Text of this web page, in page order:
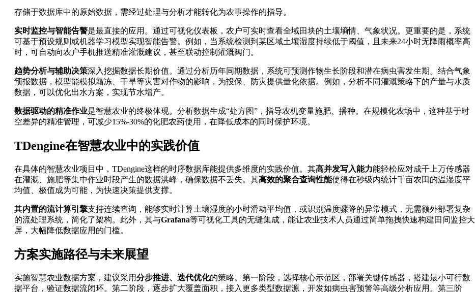
存储于数据库中的原始数据，需经过处理与分析才能转化为农事操作的指导。
实时监控与智能告警是最直接的应用。通过可视化仪表板，农户可实时查看全域田块的土壤墒情、气象状况。更重要的是，系统
可基于预设规则或机器学习模型实现智能告警。例如，当系统检测到某区域土壤湿度持续低于阈值，且未来24小时无降雨概率高
时，可自动向农户手机推送精准灌溉建议，甚至联动控制灌溉阀门。
趋势分析与辅助决策深入挖掘数据长期价值。通过分析历年同期数据，系统可预测作物生长阶段和潜在病虫害发生期。结合气象
预报数据，模型能模拟霜冻、干旱等灾害对作物的影响，为投保、防灾提供量化依据。例如，分析不同灌溉策略下的产量与水质
数据，可以优化出水方案，实现节水增产。
数据驱动的精准作业是智慧农业的终极体现。分析数据生成“处方图”，指导农机变量施肥、播种。在规模化农场中，这种基于时
空差异的精准管理，可减少15%-30%的化肥农药使用，在降低成本的同时保护环境。
TDengine在智慧农业中的实践价值
在具体的智慧农业项目中，TDengine这样的时序数据库能提供多维度的实践价值。其高并发写入能力能轻松应对成千上万传感器
在灌溉、施肥等集中作业时段产生的数据洪峰，确保数据不丢失。其高效的聚合查询性能使得在秒级内统计千亩农田的温湿度平
均值、极值成为可能，为快速决策提供支撑。
其内置的流计算引擎支持连续查询，能够实时计算土壤湿度的小时滑动平均值，或识别温度骤降的异常模式，无需额外部署复杂
的流处理系统，简化了架构。此外，其与Grafana等可视化工具的无缝集成，能让农业技术人员通过简单拖拽快速构建田间监控大
屏，大幅降低数据应用的门槛。
方案实施路径与未来展望
实施智慧农业数据方案，建议采用分步推进、迭代优化的策略。第一阶段，选择核心示范区，部署关键传感器，搭建最小可行数
据平台，验证数据流闭环。第二阶段，逐步扩大覆盖面积，接入更多类型数据源，开发如病虫害预警等高级分析应用。第三阶